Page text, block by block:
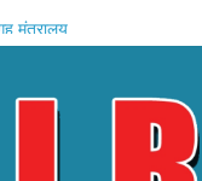
शाह
मंत्रालय
रोका